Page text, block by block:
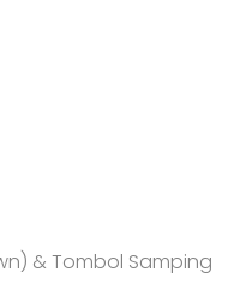
& Tombol Samping